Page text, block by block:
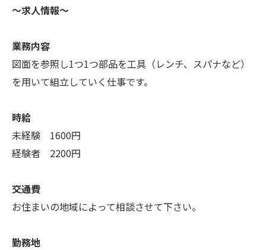
〜求人情報〜
業務内容
図面を参照し1つ1つ部品を工具（レンチ、スパナなど）
を用いて組立していく仕事です。
時給
未経験 1600円
経験者 2200円
交通費
お住まいの地域によって相談させて下さい。
勤務地